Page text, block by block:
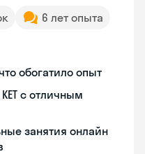
6 лет опыта
обогатило опыт
с отличным
занятия онлайн